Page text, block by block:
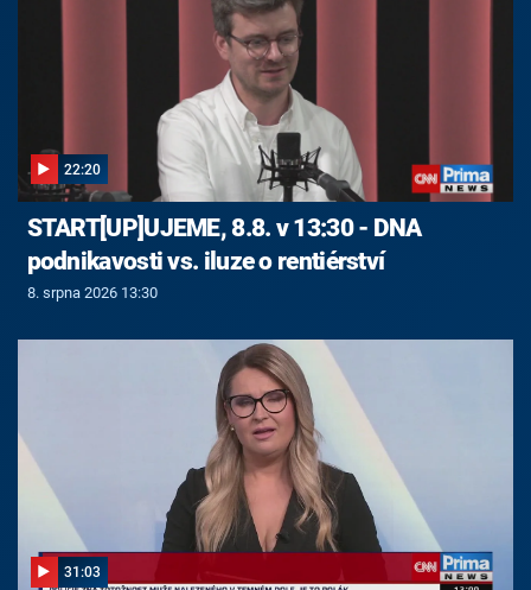
22:20
START[UP]UJEME, 8.8. v 13:30 - DNA
podnikavosti vs. iluze o rentiérství
8. srpna 2026 13:30
31:03